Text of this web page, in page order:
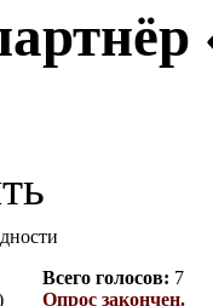
Всего голосов: 7
Опрос закончен.